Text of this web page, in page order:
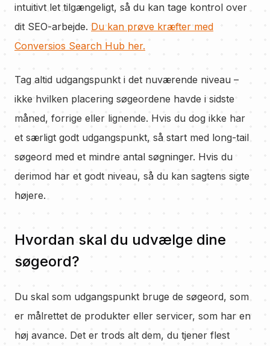
intuitivt let tilgængeligt, så du kan tage kontrol over
dit SEO-arbejde. Du kan prøve kræfter med
Conversios Search Hub her.
Tag altid udgangspunkt i det nuværende niveau –
ikke hvilken placering søgeordene havde i sidste
måned, forrige eller lignende. Hvis du dog ikke har
et særligt godt udgangspunkt, så start med long-tail
søgeord med et mindre antal søgninger. Hvis du
derimod har et godt niveau, så du kan sagtens sigte
højere.
Hvordan skal du udvælge dine
søgeord?
Du skal som udgangspunkt bruge de søgeord, som
er målrettet de produkter eller servicer, som har en
høj avance. Det er trods alt dem, du tjener flest